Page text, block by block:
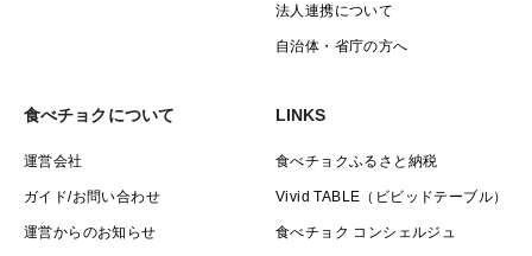
法人連携について
自治体・省庁の方へ
食べチョクについて
運営会社
ガイド/お問い合わせ
運営からのお知らせ
LINKS
食べチョクふるさと納税
Vivid TABLE（ビビッドテーブル）
食べチョク コンシェルジュ